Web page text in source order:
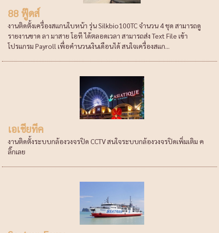
88 ฟู๊ดส์
งานติดตั้งเครื่องสแกนใบหน้า รุ่น Silkbio100TC จำนวน 4 ชุด สามารถดู
รายงานขาด ลา มาสาย โอที ได้ตลอดเวลา สามารถส่ง Text File เข้า
โปรแกรม Payroll เพื่อคำนวนเงินเดือนได้ สนใจเครื่องสแก...
เอเชียทีค
งานติดตั้งระบบกล้องวงจรปิด CCTV สนใจระบบกล้องวงจรปิดเพิ่มเติม ค
ลิ๊กเลย